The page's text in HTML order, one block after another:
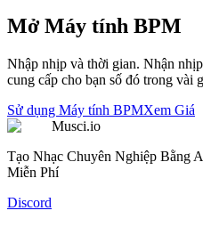
Mở Máy tính BPM
Nhập nhịp và thời gian. Nhận
cung cấp cho bạn số đó trong vài
Sử dụng Máy tính BPMXem Giá
Musci.io
Tạo Nhạc Chuyên Nghiệp Bằng
Miễn Phí
Discord